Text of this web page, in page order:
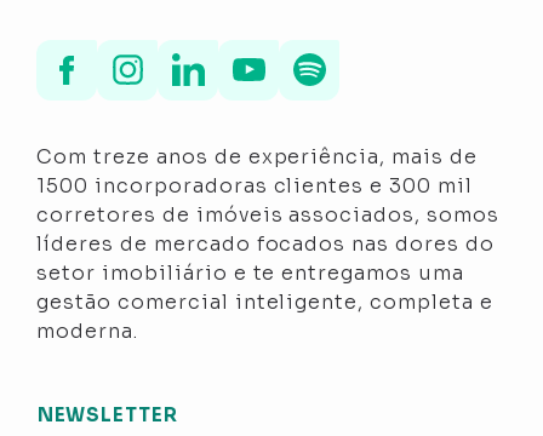
Com treze anos de experiência, mais de
1500 incorporadoras clientes e 300 mil
corretores de imóveis associados, somos
líderes de mercado focados nas dores do
setor imobiliário e te entregamos uma
gestão comercial inteligente, completa e
moderna.
NEWSLETTER